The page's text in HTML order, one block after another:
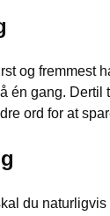
og fremmest
én gang.
ord for at
du